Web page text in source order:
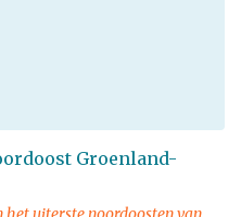
Groenland-